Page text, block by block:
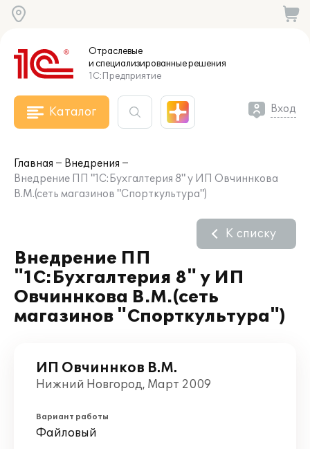
Отраслевые
и специализированныерешения
1С:Предприятие
Каталог Вход
Главная
Внедрения
Внедрение ПП "1С:Бухгалтерия 8" у ИП Овчиннкова
В.М.(сеть магазинов "Спорткультура")
Внедрение ПП
"1С:Бухгалтерия 8" у ИП
Овчиннкова В.М.(сеть
магазинов "Спорткультура")
К списку
ИП Овчиннков В.М.
Нижний Новгород, Март 2009
Вариант работы
Файловый